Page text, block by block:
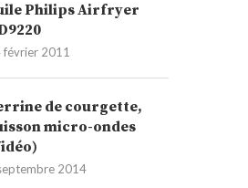
Philips Airfryer
février 2011
de courgette,
micro-ondes
2014